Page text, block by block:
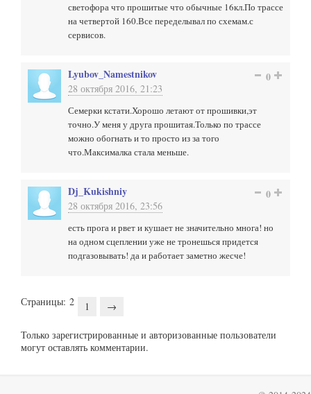
светофора что прошитые что обычные 16кл.По трассе
на четвертой 160.Все переделывал по схемам.с
сервисов.
Lyubov_Namestnikov
28 октября 2016, 21:23
0
Семерки кстати.Хорошо летают от прошивки,эт
точно.У меня у друга прошитая.Только по трассе
можно обогнать и то просто из за того
что.Максималка стала меньше.
Dj_Kukishniy
28 октября 2016, 23:56
0
есть прога и рвет и кушает не значительно многа! но
на одном сцеплении уже не тронешься придется
подгазовывать! да и работает заметно жесче!
Страницы: 2 1 →
Только зарегистрированные и авторизованные пользователи
могут оставлять комментарии.